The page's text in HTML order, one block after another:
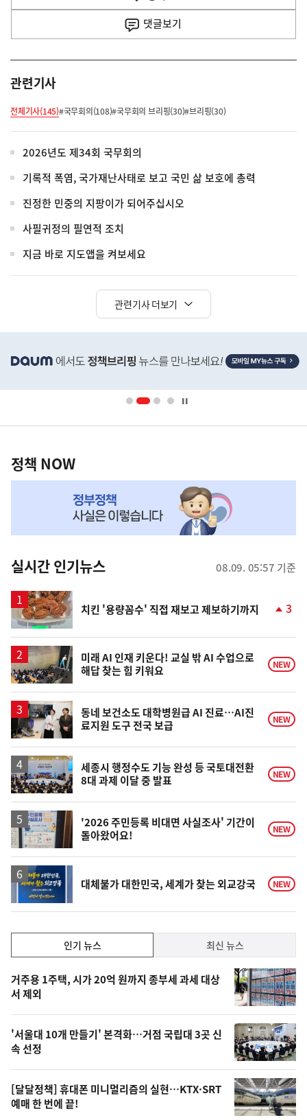
댓글보기
관련기사
전체기사(145)#국무회의(108)#국무회의 브리핑(30)#브리핑(30)
2026년도 제34회 국무회의
기록적 폭염, 국가재난사태로 보고 국민 삶 보호에 총력
진정한 민중의 지팡이가 되어주십시오
사필귀정의 필연적 조치
지금 바로 지도앱을 켜보세요
관련기사 더보기
단
영
책
NOW,
뉴
스
정책 NOW
실시간 인기뉴스 08.09. 05:57 기준
치킨 '용량꼼수' 직접 재보고 제보하기까지
상
승
3
미래 AI 인재 키운다! 교실 밖 AI 수업으로
해답 찾는 힘 키워요
NEW
동네 보건소도 대학병원급 AI 진료…AI진
료지원 도구 전국 보급
NEW
세종시 행정수도 기능 완성 등 국토대전환
8대 과제 이달 중 발표
NEW
'2026 주민등록 비대면 사실조사' 기간이
돌아왔어요!
NEW
대체불가 대한민국, 세계가 찾는 외교강국 NEW
기,
최
신,
오
늘
의
영
상
인기 뉴스 최신 뉴스
인
기
뉴
스
거주용 1주택, 시가 20억 원까지 종부세 과세 대상
서 제외
'서울대 10개 만들기' 본격화…거점 국립대 3곳 신
속 선정
[달달정책] 휴대폰 미니멀리즘의 실현…KTX·SRT
예매 한 번에 끝!